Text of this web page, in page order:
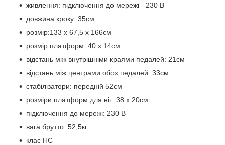
живлення: підключення до мережі - 230 В
довжина кроку: 35см
розмір:133 х 67,5 х 166см
розмір платформ: 40 х 14см
відстань між внутрішніми краями педалей: 21см
відстань між центрами обох педалей: 33см
стабілізатори: передній 52см
розміри платформ для ніг: 38 х 20см
підключення до мережі: 230 В
вага брутто: 52,5кг
клас HC